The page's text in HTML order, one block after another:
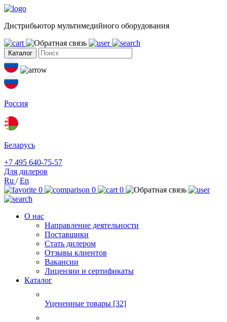
Дистрибьютор мультимедийного оборудования
Каталог
Россия
Беларусь
+7 495 640-75-57
Для дилеров
Ru /En
0
0 0
О нас
Направление деятельности
Поставщики
Стать дилером
Отзывы клиентов
Вакансии
Лицензии и сертификаты
Каталог
Уцененные товары [32]